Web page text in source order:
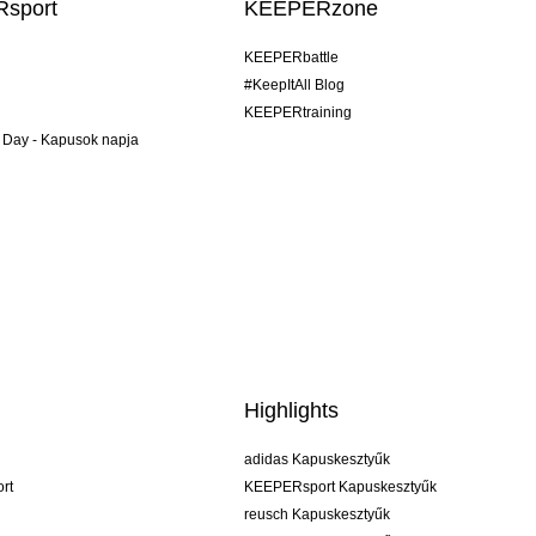
- Kapusok napja
KEEPERzone
KEEPERbattle
#KeepItAll Blog
KEEPERtraining
Highlights
adidas Kapuskesztyűk
KEEPERsport Kapuskesztyűk
reusch Kapuskesztyűk